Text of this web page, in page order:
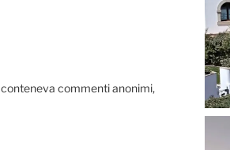
commenti anonimi,